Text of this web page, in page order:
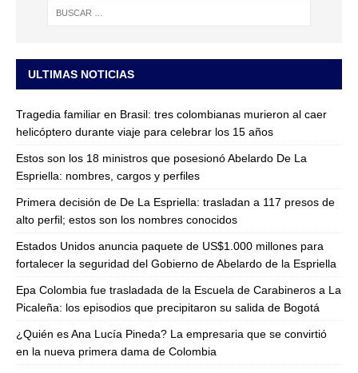
ULTIMAS NOTICIAS
Tragedia familiar en Brasil: tres colombianas murieron al caer
helicóptero durante viaje para celebrar los 15 años
Estos son los 18 ministros que posesionó Abelardo De La
Espriella: nombres, cargos y perfiles
Primera decisión de De La Espriella: trasladan a 117 presos de
alto perfil; estos son los nombres conocidos
Estados Unidos anuncia paquete de US$1.000 millones para
fortalecer la seguridad del Gobierno de Abelardo de la Espriella
Epa Colombia fue trasladada de la Escuela de Carabineros a La
Picaleña: los episodios que precipitaron su salida de Bogotá
¿Quién es Ana Lucía Pineda? La empresaria que se convirtió
en la nueva primera dama de Colombia